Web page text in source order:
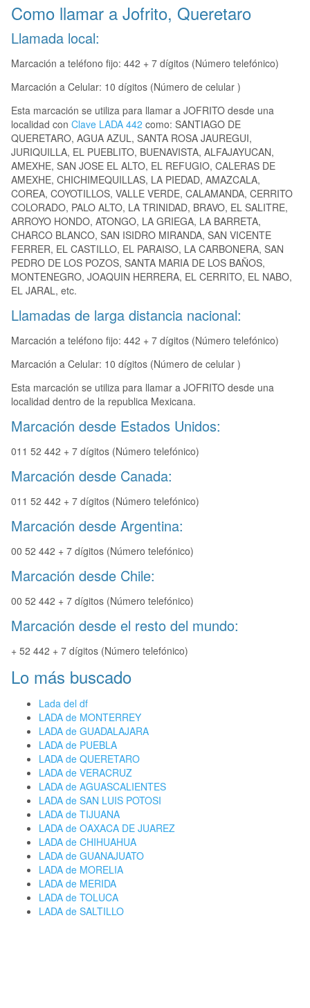
Como llamar a Jofrito, Queretaro
Llamada local:
Marcación a teléfono fijo: 442 + 7 dígitos (Número telefónico)
Marcación a Celular: 10 dígitos (Número de celular )
Esta marcación se utiliza para llamar a JOFRITO desde una
localidad con Clave LADA 442 como: SANTIAGO DE
QUERETARO, AGUA AZUL, SANTA ROSA JAUREGUI,
JURIQUILLA, EL PUEBLITO, BUENAVISTA, ALFAJAYUCAN,
AMEXHE, SAN JOSE EL ALTO, EL REFUGIO, CALERAS DE
AMEXHE, CHICHIMEQUILLAS, LA PIEDAD, AMAZCALA,
COREA, COYOTILLOS, VALLE VERDE, CALAMANDA, CERRITO
COLORADO, PALO ALTO, LA TRINIDAD, BRAVO, EL SALITRE,
ARROYO HONDO, ATONGO, LA GRIEGA, LA BARRETA,
CHARCO BLANCO, SAN ISIDRO MIRANDA, SAN VICENTE
FERRER, EL CASTILLO, EL PARAISO, LA CARBONERA, SAN
PEDRO DE LOS POZOS, SANTA MARIA DE LOS BAÑOS,
MONTENEGRO, JOAQUIN HERRERA, EL CERRITO, EL NABO,
EL JARAL, etc.
Llamadas de larga distancia nacional:
Marcación a teléfono fijo: 442 + 7 dígitos (Número telefónico)
Marcación a Celular: 10 dígitos (Número de celular )
Esta marcación se utiliza para llamar a JOFRITO desde una
localidad dentro de la republica Mexicana.
Marcación desde Estados Unidos:
011 52 442 + 7 dígitos (Número telefónico)
Marcación desde Canada:
011 52 442 + 7 dígitos (Número telefónico)
Marcación desde Argentina:
00 52 442 + 7 dígitos (Número telefónico)
Marcación desde Chile:
00 52 442 + 7 dígitos (Número telefónico)
Marcación desde el resto del mundo:
+ 52 442 + 7 dígitos (Número telefónico)
Lo más buscado
Lada del df
LADA de MONTERREY
LADA de GUADALAJARA
LADA de PUEBLA
LADA de QUERETARO
LADA de VERACRUZ
LADA de AGUASCALIENTES
LADA de SAN LUIS POTOSI
LADA de TIJUANA
LADA de OAXACA DE JUAREZ
LADA de CHIHUAHUA
LADA de GUANAJUATO
LADA de MORELIA
LADA de MERIDA
LADA de TOLUCA
LADA de SALTILLO